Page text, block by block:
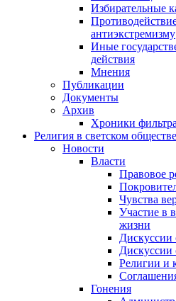
Избирательные
антиэкстремизму
Иные
действия
Мнения
Публикации
Документы
Архив
Хроники
Религия в светском обществе
Новости
Власти
Правовое
Чувства
Участие в
жизни
Дискуссии
Дискуссии
Религии и
Гонения